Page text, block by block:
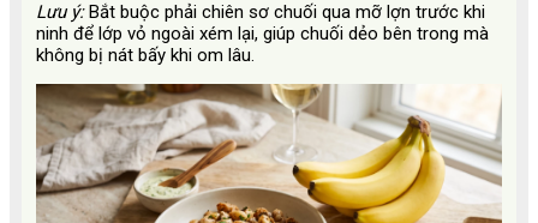
Lưu ý:Bắt buộc phải chiên sơ chuối qua mỡ lợn trước khi
ninh để lớp vỏ ngoài xém lại, giúp chuối dẻo bên trong mà
không bị nát bấy khi om lâu.